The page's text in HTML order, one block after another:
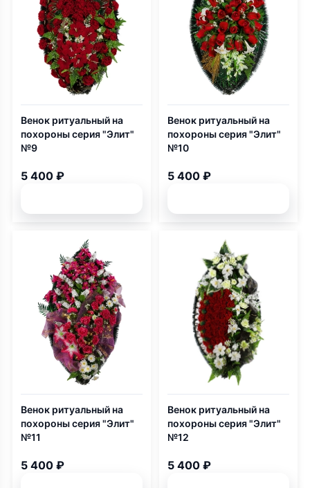
Венок ритуальный на
похороны серия "Элит"
№9
5 400 ₽
Венок ритуальный на
похороны серия "Элит"
№10
5 400 ₽
Венок ритуальный на
похороны серия "Элит"
№11
5 400 ₽
Венок ритуальный на
похороны серия "Элит"
№12
5 400 ₽